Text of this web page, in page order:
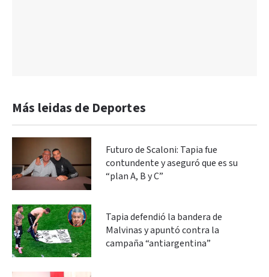
Más leidas de Deportes
Futuro de Scaloni: Tapia fue
contundente y aseguró que es su
“plan A, B y C”
Tapia defendió la bandera de
Malvinas y apuntó contra la
campaña “antiargentina”